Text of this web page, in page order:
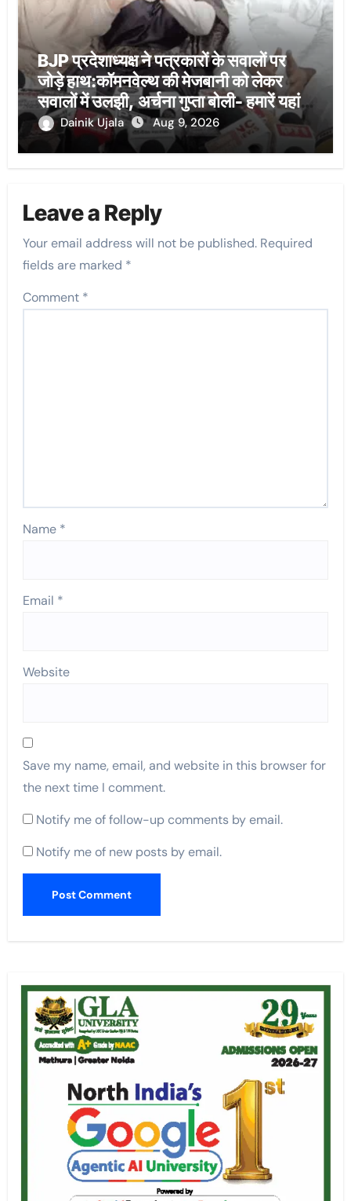
BJP प्रदेशाध्यक्ष ने पत्रकारों के सवालों पर
जोड़े हाथ:कॉमनवेल्थ की मेजबानी को लेकर
सवालों में उलझी, अर्चना गुप्ता बोली- हमारें यहां
ऐसी व्यवस्थाएं नहीं
Dainik Ujala Aug 9, 2026
Leave a Reply
Your email address will not be published. Required
fields are marked *
Comment *
Name *
Email *
Website
Save my name, email, and website in this browser for
the next time I comment.
Notify me of follow-up comments by email.
Notify me of new posts by email.